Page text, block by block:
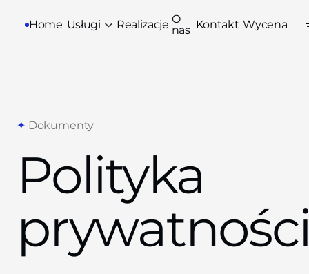
Home Usługi Realizacje O
nas Kontakt Wycena
✦ Dokumenty
Polityka